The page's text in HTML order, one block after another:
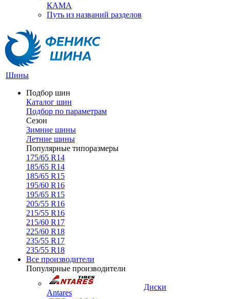
КАМА
Путь из названий разделов
Шины
Подбор шин
Каталог шин
Подбор по параметрам
Сезон
Зимние шины
Летние шины
Популярные типоразмеры
175/65 R14
185/65 R14
185/65 R15
195/60 R16
195/65 R15
205/55 R16
215/55 R16
215/60 R17
225/60 R18
235/55 R17
235/55 R18
Все производители
Популярные производители
Antares
Диски